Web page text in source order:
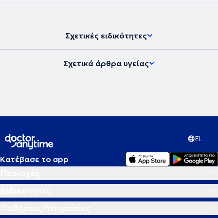
Σχετικές ειδικότητες
Σχετικά άρθρα υγείας
EL
Κατέβασε το app